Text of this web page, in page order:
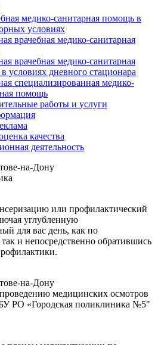
медико-санитарная помощь в
условиях
врачебная медико-санитарная
врачебная медико-санитарная
условиях дневного стационара
специализированная медико-
помощь
работы и услуги
качества
деятельность
на-Дону
или профилактический
углубленную
для вас день, как по
и непосредственно обратившись
на-Дону
медицинских осмотров
РО «Городская поликлиника №5"